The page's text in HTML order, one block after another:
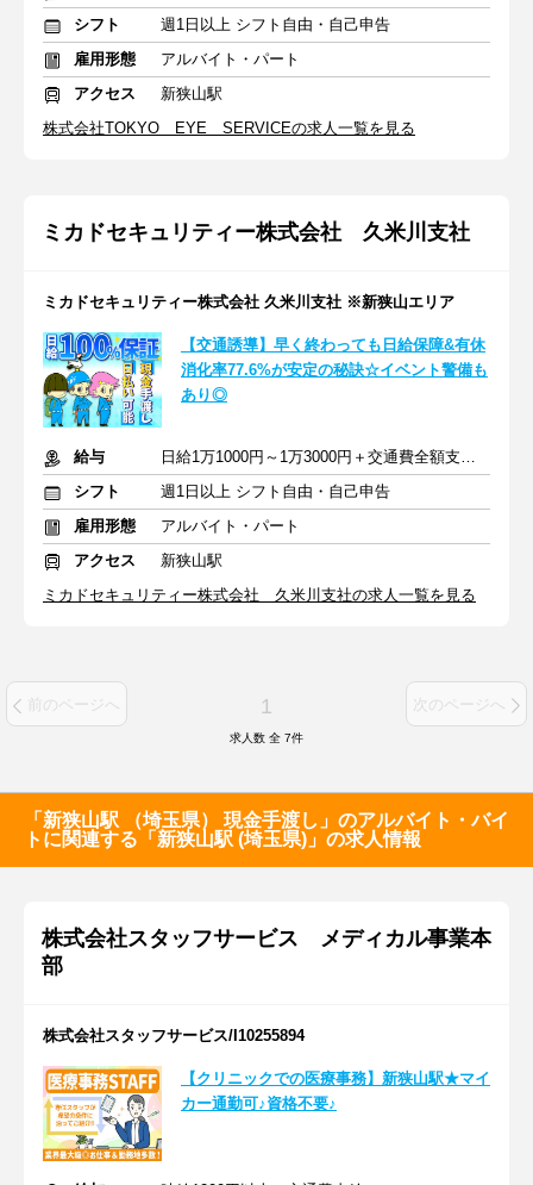
シフト
週1日以上 シフト自由・自己申告
雇用形態
アルバイト・パート
アクセス
新狭山駅
株式会社TOKYO EYE SERVICEの求人一覧を見る
ミカドセキュリティー株式会社 久米川支社
ミカドセキュリティー株式会社 久米川支社 ※新狭山エリア
【交通誘導】早く終わっても日給保障&有休
消化率77.6%が安定の秘訣☆イベント警備も
あり◎
給与
日給1万1000円～1万3000円＋交通費全額支給(規定あり)
シフト
週1日以上 シフト自由・自己申告
雇用形態
アルバイト・パート
アクセス
新狭山駅
ミカドセキュリティー株式会社 久米川支社の求人一覧を見る
前のページへ 1 次のページへ
求人数 全 7件
「新狭山駅 （埼玉県） 現金手渡し」のアルバイト・バイ
トに関連する「新狭山駅 (埼玉県)」の求人情報
株式会社スタッフサービス メディカル事業本
部
株式会社スタッフサービス/I10255894
【クリニックでの医療事務】新狭山駅★マイ
カー通勤可♪資格不要♪